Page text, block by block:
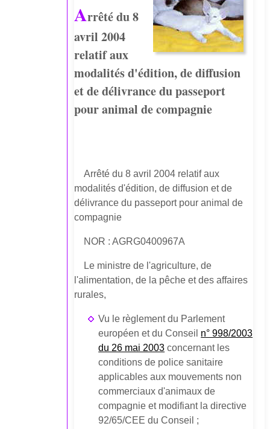
Arrêté du 8
avril 2004
relatif aux
modalités d'édition, de diffusion
et de délivrance du passeport
pour animal de compagnie
Arrêté du 8 avril 2004 relatif aux
modalités d'édition, de diffusion et de
délivrance du passeport pour animal de
compagnie
NOR : AGRG0400967A
Le ministre de l'agriculture, de
l'alimentation, de la pêche et des affaires
rurales,
Vu le règlement du Parlement
européen et du Conseil n° 998/2003
du 26 mai 2003 concernant les
conditions de police sanitaire
applicables aux mouvements non
commerciaux d'animaux de
compagnie et modifiant la directive
92/65/CEE du Conseil ;